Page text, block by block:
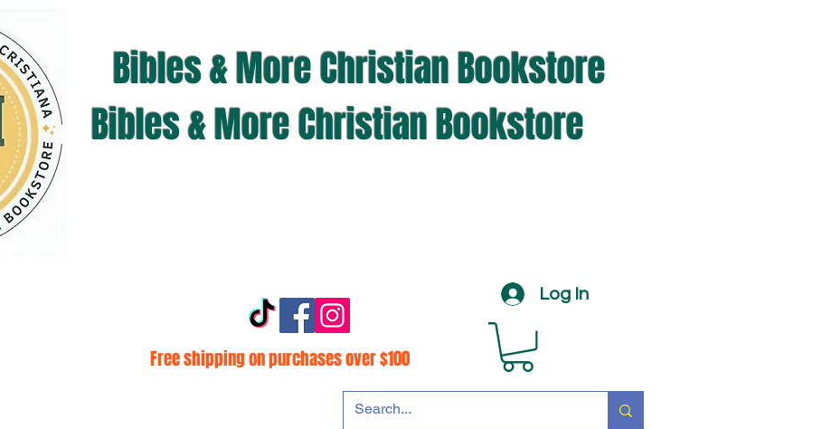
Bibles & More Christian Bookstore
Bibles & More Christian Bookstore
Log In
Free shipping on purchases over $100